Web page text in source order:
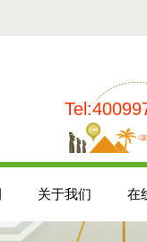
关于我们 在